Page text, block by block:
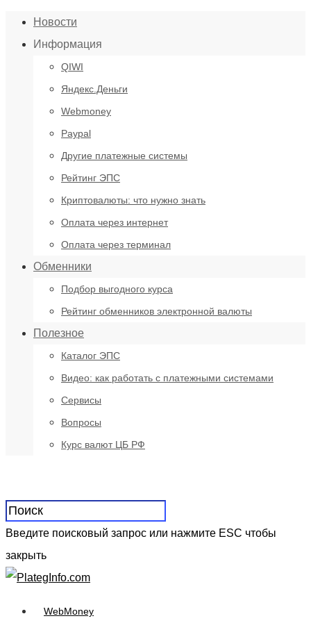
Новости
Информация
QIWI
Яндекс.Деньги
Webmoney
Paypal
Другие платежные системы
Рейтинг ЭПС
Криптовалюты: что нужно знать
Оплата через интернет
Оплата через терминал
Обменники
Подбор выгодного курса
Рейтинг обменников электронной валюты
Полезное
Каталог ЭПС
Видео: как работать с платежными системами
Сервисы
Вопросы
Курс валют ЦБ РФ
Введите поисковый запрос или нажмите ESC чтобы
закрыть
WebMoney